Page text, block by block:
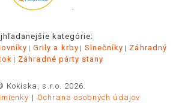
.
kategórie:
Grily a krby Slnečníky
Záhradný
Záhradné párty stany
Kokiska, s.r.o. 2026.
Ochrana osobných údajov